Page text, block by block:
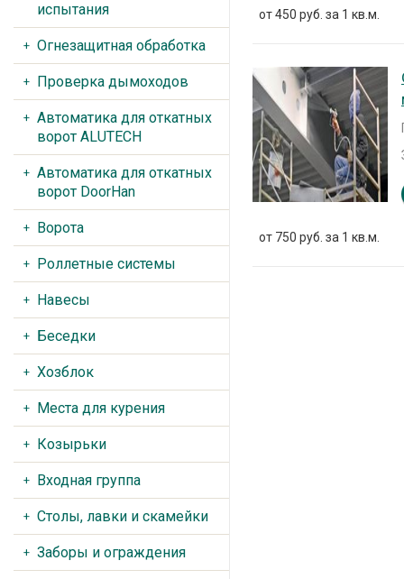
от 450 руб. за 1 кв.м.
от 750 руб. за 1 кв.м.
испытания
Огнезащитная обработка
Проверка дымоходов
Автоматика для откатных
ворот ALUTECH
Автоматика для откатных
ворот DoorHan
Ворота
Роллетные системы
Навесы
Беседки
Хозблок
Места для курения
Козырьки
Входная группа
Столы, лавки и скамейки
Заборы и ограждения